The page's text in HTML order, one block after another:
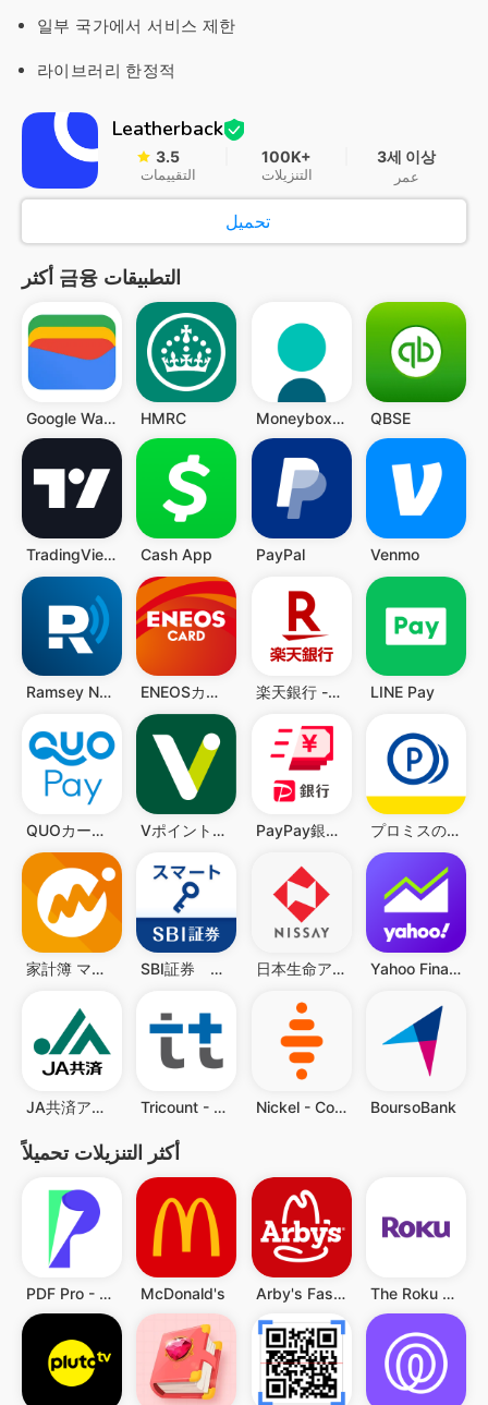
일부 국가에서 서비스 제한
라이브러리 한정적
Leatherback
3.5
التقييمات
100K+
التنزيلات
3세 이상
عمر
تحميل
أكثر 금융 التطبيقات
Google Wallet HMRC Moneybox - Save and Invest QBSE
TradingView - 주식 과 가상화폐 Cash App PayPal Venmo
Ramsey Network ENEOSカードアプリ 楽天銀行 -個人のお客様向けアプリ LINE Pay
QUOカードPay(公式) - 気持ちが伝わるギフトアプリ VポイントPay PayPay銀行 ローン プロミスのアプリローン。カードレスのローンでお借入
家計簿 マネーフォワード ME SBI証券 スマートアプリ 日本生命アプリ Yahoo Finance
JA共済アプリ Tricount - Split group bills Nickel - Compte pour tous BoursoBank
أكثر التنزيلات تحميلاً
PDF Pro - Reader & Maker McDonald's Arby's Fast Food Sandwiches The Roku App (Official)